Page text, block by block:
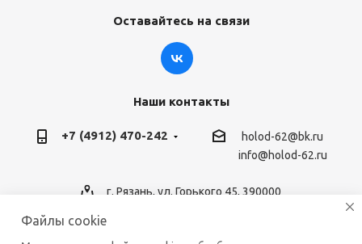
Оставайтесь на связи
Наши контакты
+7 (4912) 470-242
holod-62@bk.ru
info@holod-62.ru
г. Рязань, ул. Горького 45, 390000
Файлы cookie